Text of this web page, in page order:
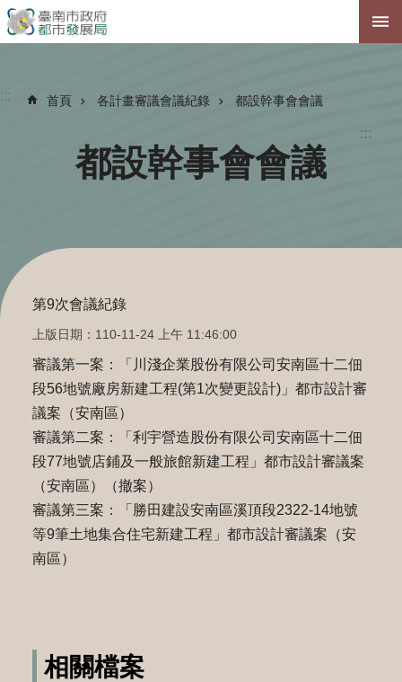
跳到主要內容區塊
:::
::: 首頁 各計畫審議會議紀錄 都設幹事會會議
都設幹事會會議
第9次會議紀錄
上版日期：110-11-24 上午 11:46:00
審議第一案：「川淺企業股份有限公司安南區十二佃
段56地號廠房新建工程(第1次變更設計)」都市設計審
議案（安南區）
審議第二案：「利宇營造股份有限公司安南區十二佃
段77地號店鋪及一般旅館新建工程」都市設計審議案
（安南區）（撤案）
審議第三案：「勝田建設安南區溪頂段2322-14地號
等9筆土地集合住宅新建工程」都市設計審議案（安
南區）
相關檔案